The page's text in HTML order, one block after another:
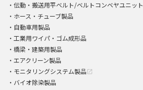
伝動・搬送用平ベルト/ベルトコンベヤユニット
ホース・チューブ製品
自動車用製品
工業用ワイパ・ゴム成形品
橋梁・建築用製品
エアクリーン製品
モニタリングシステム製品 open_in_new
バイオ除染製品